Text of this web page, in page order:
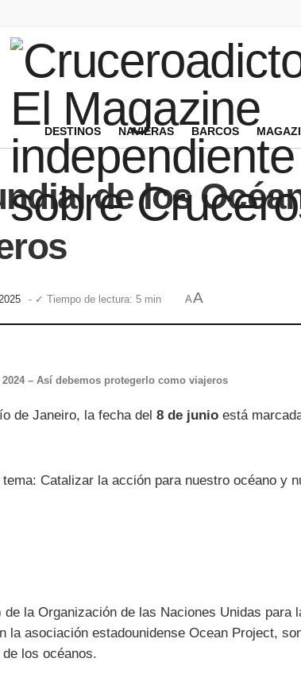
DESTINOS NAVIERAS BARCOS
de los
- ✓ Tiempo de lectura: 5 min AA
– Así debemos protegerlo como viajeros
de Janeiro, la fecha del8 de junio está
Catalizar la acción para nuestro océano y
de la Organización de las Naciones Unidas
la asociación estadounidense Ocean Project,
los océanos.